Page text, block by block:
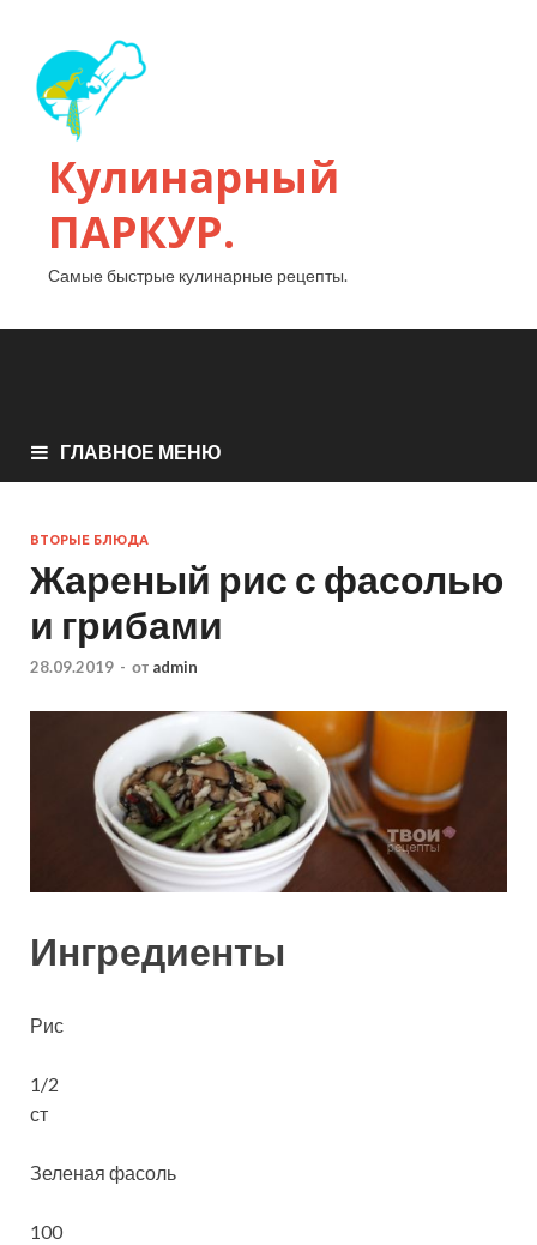
Кулинарный
ПАРКУР.
Самые быстрые кулинарные рецепты.
ГЛАВНОЕ МЕНЮ
ВТОРЫЕ БЛЮДА
Жареный рис с фасолью
и грибами
28.09.2019 - от admin
Ингредиенты
Рис
1/2
ст
Зеленая фасоль
100